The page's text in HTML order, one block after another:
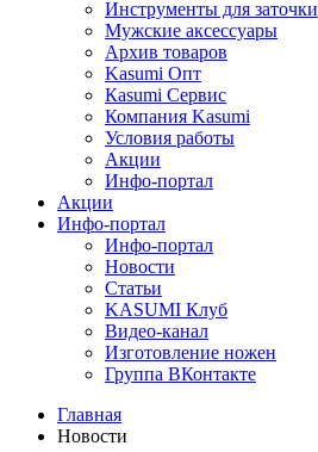
Инструменты для заточки
Мужские аксессуары
Архив товаров
Kasumi Опт
Кasumi Сервис
Компания Kasumi
Условия работы
Акции
Инфо-портал
Акции
Инфо-портал
Инфо-портал
Новости
Статьи
KASUMI Клуб
Видео-канал
Изготовление ножен
Группа ВКонтакте
Главная
Новости